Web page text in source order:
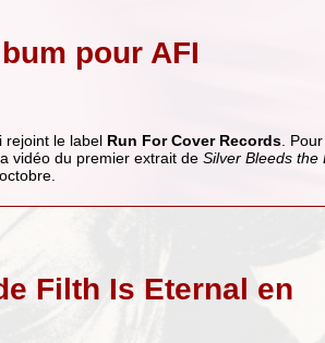
pour AFI
rejoint le label Run For Cover Records. Pour
vidéo du premier extrait de Silver Bleeds the
Filth Is Eternal en